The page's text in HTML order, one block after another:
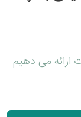
ارائه می دهیم